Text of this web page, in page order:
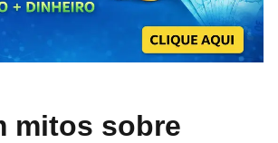
mitos sobre